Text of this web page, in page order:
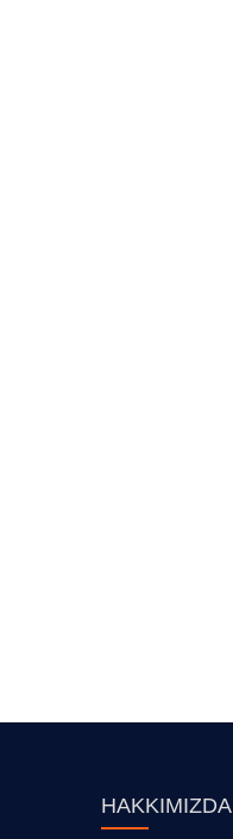
HAKKIMIZDA